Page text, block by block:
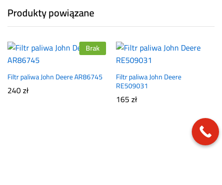
Produkty powiązane
Brak
Filtr paliwa John Deere AR86745
240zł
Filtr paliwa John Deere
RE509031
165zł